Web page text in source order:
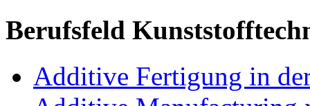
Berufsfeld
Additive Fertigung in